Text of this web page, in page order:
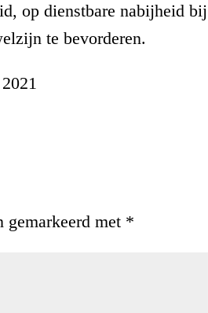
op dienstbare nabijheid bij
te bevorderen.
gemarkeerd met *